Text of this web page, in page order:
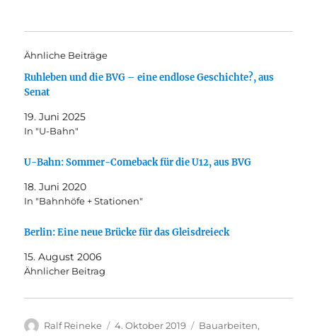
Ähnliche Beiträge
Ruhleben und die BVG – eine endlose Geschichte?, aus
Senat
19. Juni 2025
In "U-Bahn"
U-Bahn: Sommer-Comeback für die U12, aus BVG
18. Juni 2020
In "Bahnhöfe + Stationen"
Berlin: Eine neue Brücke für das Gleisdreieck
15. August 2006
Ähnlicher Beitrag
Autor
Ralf Reineke
Veröffentlicht
4. Oktober 2019 Kategorien
Bauarbeiten,